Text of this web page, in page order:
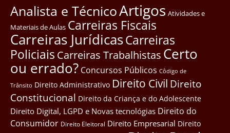
Analista e TécnicoArtigos Atividades e
Materiais de Aulas Carreiras Fiscais
Carreiras JurídicasCarreiras
Policiais Carreiras Trabalhistas Certo
ou errado? Concursos Públicos Côdigo de
Trânsito Direito Administrativo Direito Civil Direito
Constitucional Direito da Criança e do Adolescente
Direito Digital, LGPD e Novas tecnológias Direito do
Consumidor Direito Eleitoral Direito Empresarial Direito